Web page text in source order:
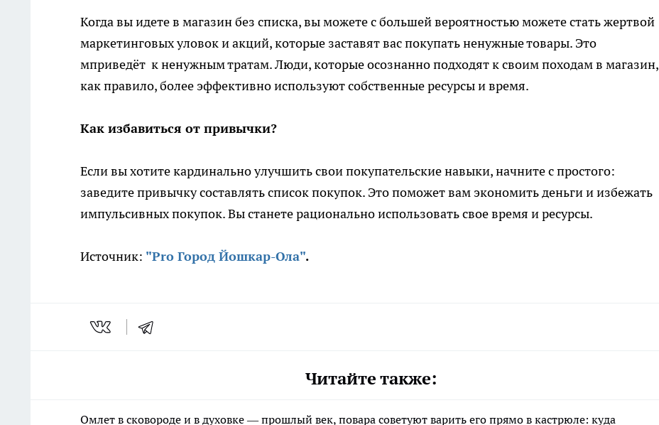
Когда вы идете в магазин без списка, вы можете с большей вероятностью можете стать жертвой
маркетинговых уловок и акций, которые заставят вас покупать ненужные товары. Это
мприведёт к ненужным тратам. Люди, которые осознанно подходят к своим походам в магазин,
как правило, более эффективно используют собственные ресурсы и время.
Как избавиться от привычки?
Если вы хотите кардинально улучшить свои покупательские навыки, начните с простого:
заведите привычку составлять список покупок. Это поможет вам экономить деньги и избежать
импульсивных покупок. Вы станете рационально использовать свое время и ресурсы.
Источник: "Pro Город Йошкар-Ола".
Читайте также:
Омлет в сковороде и в духовке — прошлый век, повара советуют варить его прямо в кастрюле: куда